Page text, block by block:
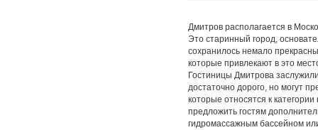
Дмитров располагается в
Это старинный город,
сохранилось немало
которые привлекают в это
Гостиницы Дмитрова
достаточно дорого, но могут
которые относятся к
предложить гостям
гидромассажным бассейном